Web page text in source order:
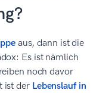
aus, dann ist die
Es ist nämlich
noch davor
ist der Lebenslauf in